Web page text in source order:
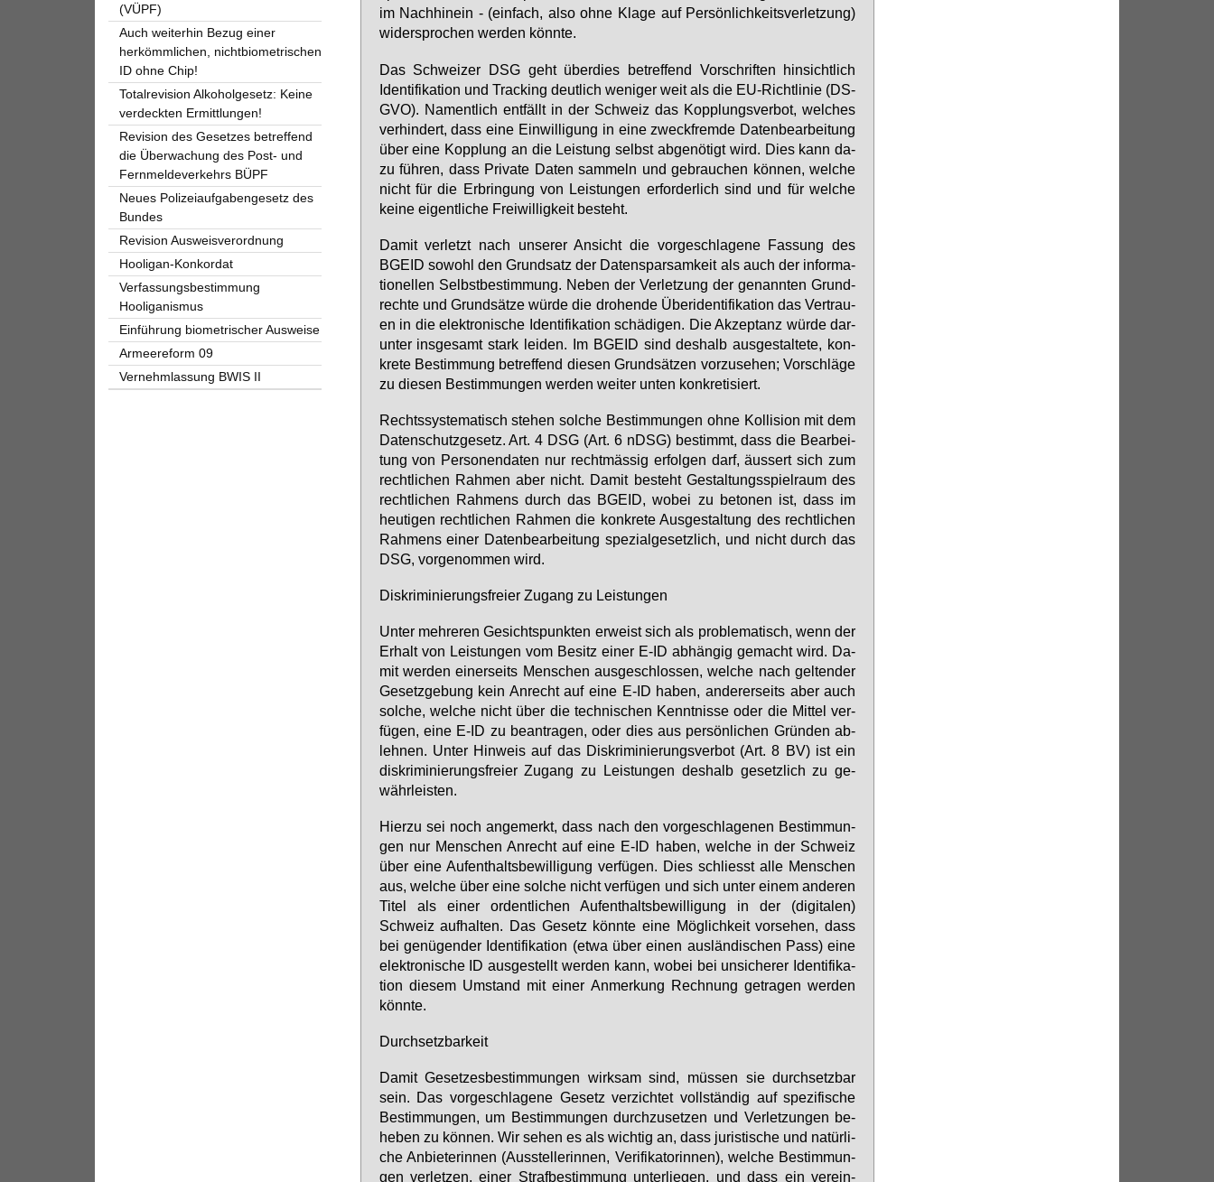
im Nach­hin­ein - (ein­fach, al­so oh­ne Kla­ge auf Per­sön­lich­keits­ver­let­zung)
wi­der­spro­chen wer­den könn­te.
Das Schwei­zer DSG geht über­dies be­tref­fend Vor­schrif­ten hin­sicht­lich
Iden­ti­fi­ka­ti­on und Tracking deut­lich we­ni­ger weit als die EU-Richt­li­nie (DS­
GVO). Na­ment­lich ent­fällt in der Schweiz das Kopp­lungs­ver­bot, wel­ches
ver­hin­dert, dass ei­ne Ein­wil­li­gung in ei­ne zweck­frem­de Da­ten­be­ar­bei­tung
über ei­ne Kopp­lung an die Leis­tung selbst ab­ge­nö­tigt wird. Dies kann da­
zu füh­ren, dass Pri­va­te Da­ten sam­meln und ge­brau­chen kön­nen, wel­che
nicht für die Er­brin­gung von Leis­tun­gen er­for­der­lich sind und für wel­che
kei­ne ei­gent­li­che Frei­wil­lig­keit be­steht.
Da­mit ver­letzt nach un­se­rer An­sicht die vor­ge­schla­ge­ne Fas­sung des
BGE­ID so­wohl den Grund­satz der Da­ten­spar­sam­keit als auch der in­for­ma­
tio­nel­len Selbst­be­stim­mung. Ne­ben der Ver­let­zung der ge­nann­ten Grund­
rech­te und Grund­sät­ze wür­de die dro­hen­de Über­i­den­ti­fi­ka­ti­on das Ver­trau­
en in die elek­tro­ni­sche Iden­ti­fi­ka­ti­on schä­di­gen. Die Ak­zep­tanz wür­de dar­
un­ter ins­ge­samt stark lei­den. Im BGE­ID sind des­halb aus­ge­stal­te­te, kon­
kre­te Be­stim­mung be­tref­fend die­sen Grund­sät­zen vor­zu­se­hen; Vor­schlä­ge
zu die­sen Be­stim­mun­gen wer­den wei­ter un­ten kon­kre­ti­siert.
Rechts­sys­te­ma­tisch ste­hen sol­che Be­stim­mun­gen oh­ne Kol­li­si­on mit dem
Da­ten­schutz­ge­setz. Art. 4 DSG (Art. 6 nDSG) be­stimmt, dass die Be­ar­bei­
tung von Per­so­nen­da­ten nur recht­mäs­sig er­fol­gen darf, äus­sert sich zum
recht­li­chen Rah­men aber nicht. Da­mit be­steht Ge­stal­tungs­spiel­raum des
recht­li­chen Rah­mens durch das BGE­ID, wo­bei zu be­to­nen ist, dass im
heu­ti­gen recht­li­chen Rah­men die kon­kre­te Aus­ge­stal­tung des recht­li­chen
Rah­mens ei­ner Da­ten­be­ar­bei­tung spe­zi­al­ge­setz­lich, und nicht durch das
DSG, vor­ge­nom­men wird.
Dis­kri­mi­nie­rungs­frei­er Zu­gang zu Leis­tun­gen
Un­ter meh­re­ren Ge­sichts­punk­ten er­weist sich als pro­ble­ma­tisch, wenn der
Er­halt von Leis­tun­gen vom Be­sitz ei­ner E-ID ab­hän­gig ge­macht wird. Da­
mit wer­den ei­ner­seits Men­schen aus­ge­schlos­sen, wel­che nach gel­ten­der
Ge­setz­ge­bung kein An­recht auf ei­ne E-ID ha­ben, an­de­rer­seits aber auch
sol­che, wel­che nicht über die tech­ni­schen Kennt­nis­se oder die Mit­tel ver­
fü­gen, ei­ne E-ID zu be­an­tra­gen, oder dies aus per­sön­li­chen Grün­den ab­
leh­nen. Un­ter Hin­weis auf das Dis­kri­mi­nie­rungs­ver­bot (Art. 8 BV) ist ein
dis­kri­mi­nie­rungs­frei­er Zu­gang zu Leis­tun­gen des­halb ge­setz­lich zu ge­
währ­leis­ten.
Hier­zu sei noch an­ge­merkt, dass nach den vor­ge­schla­ge­nen Be­stim­mun­
gen nur Men­schen An­recht auf ei­ne E-ID ha­ben, wel­che in der Schweiz
über ei­ne Auf­ent­halts­be­wil­li­gung ver­fü­gen. Dies schliesst al­le Men­schen
aus, wel­che über ei­ne sol­che nicht ver­fü­gen und sich un­ter ei­nem an­de­ren
Ti­tel als ei­ner or­dent­li­chen Auf­ent­halts­be­wil­li­gung in der (di­gi­ta­len)
Schweiz auf­hal­ten. Das Ge­setz könn­te ei­ne Mög­lich­keit vor­se­hen, dass
bei ge­nü­gen­der Iden­ti­fi­ka­ti­on (et­wa über ei­nen aus­län­di­schen Pass) ei­ne
elek­tro­ni­sche ID aus­ge­stellt wer­den kann, wo­bei bei un­si­che­rer Iden­ti­fi­ka­
ti­on die­sem Um­stand mit ei­ner An­mer­kung Rech­nung ge­tra­gen wer­den
könn­te.
Durch­setz­bar­keit
Da­mit Ge­set­zes­be­stim­mun­gen wirk­sam sind, müs­sen sie durch­setz­bar
sein. Das vor­ge­schla­ge­ne Ge­setz ver­zich­tet voll­stän­dig auf spe­zi­fi­sche
Be­stim­mun­gen, um Be­stim­mun­gen durch­zu­set­zen und Ver­let­zun­gen be­
he­ben zu kön­nen. Wir se­hen es als wich­tig an, dass ju­ris­ti­sche und na­tür­li­
che An­bie­te­rin­nen (Aus­stel­le­rin­nen, Ve­ri­fi­ka­to­rin­nen), wel­che Be­stim­mun­
gen ver­let­zen, ei­ner Straf­be­stim­mung un­ter­lie­gen, und dass ein ver­ein­
(VÜPF)
Auch weiterhin Bezug einer
herkömmlichen, nichtbiometrischen
ID ohne Chip!
Totalrevision Alkoholgesetz: Keine
verdeckten Ermittlungen!
Revision des Gesetzes betreffend
die Überwachung des Post- und
Fernmeldeverkehrs BÜPF
Neues Polizeiaufgabengesetz des
Bundes
Revision Ausweisverordnung
Hooligan-Konkordat
Verfassungsbestimmung
Hooliganismus
Einführung biometrischer Ausweise
Armeereform 09
Vernehmlassung BWIS II